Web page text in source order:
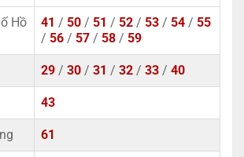
Hồ
41 / 50 / 51 / 52 / 53 / 54 / 55
/ 56 / 57 / 58 / 59
29 / 30 / 31 / 32 / 33 / 40
43
61